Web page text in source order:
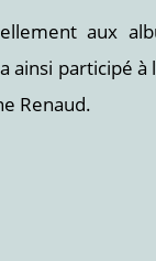
aux
ainsi participé
Renaud.